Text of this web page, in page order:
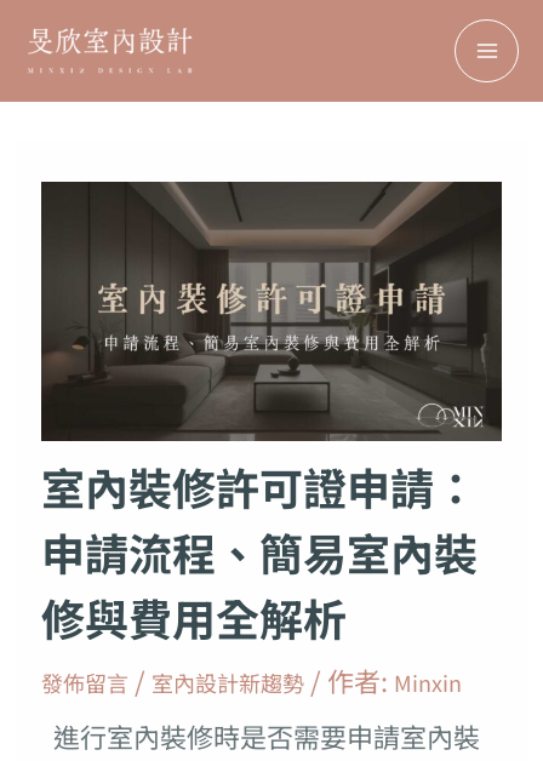
室內裝修許可證申請：
申請流程、簡易室內裝
修與費用全解析
發佈留言 / 室內設計新趨勢/ 作者: Minxin
進行室內裝修時是否需要申請室內裝
搜
尋